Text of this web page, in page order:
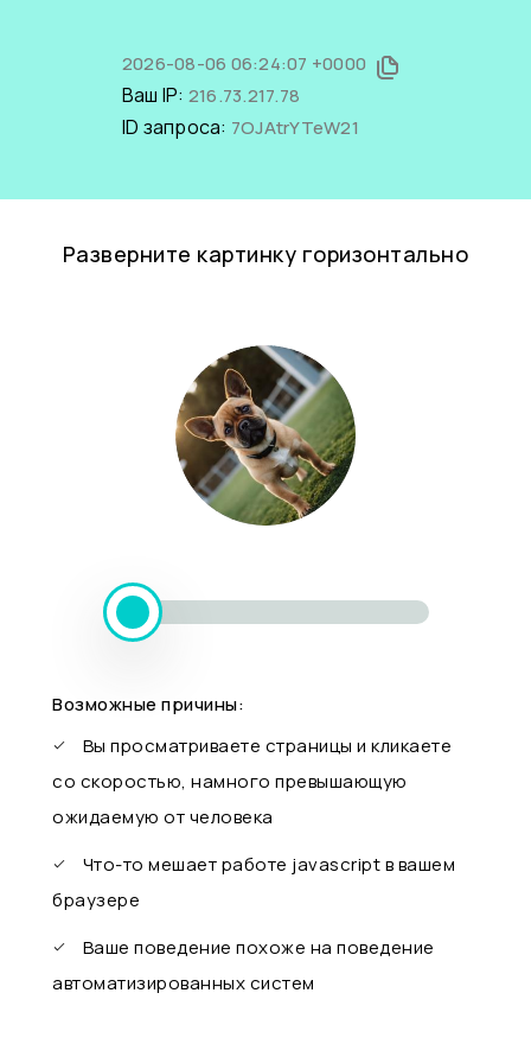
2026-08-06 06:24:07 +0000
Ваш IP: 216.73.217.78
ID запроса: 7OJAtrYTeW21
Разверните картинку горизонтально
Возможные причины:
Вы просматриваете страницы и кликаете
со скоростью, намного превышающую
ожидаемую от человека
Что-то мешает работе javascript в вашем
браузере
Ваше поведение похоже на поведение
автоматизированных систем